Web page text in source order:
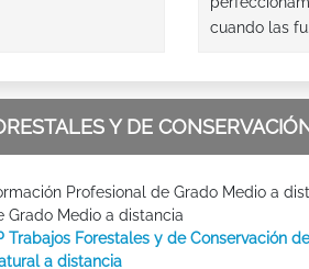
cuando las
Y DE
Profesional de Grado Medio a
Grado Medio a distancia
Trabajos Forestales y de Conservación
a distancia